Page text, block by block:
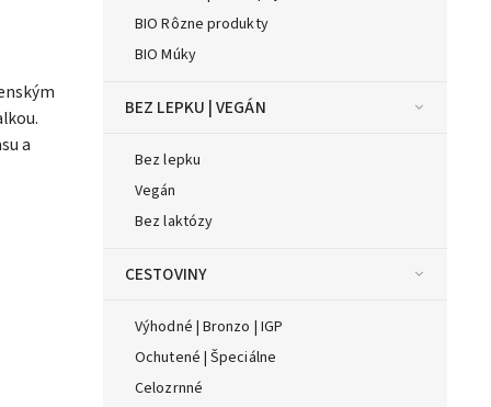
BIO Rôzne produkty
BIO Múky
BEZ LEPKU | VEGÁN
Bez lepku
Vegán
Bez laktózy
CESTOVINY
Výhodné | Bronzo | IGP
Ochutené | Špeciálne
Celozrnné
a